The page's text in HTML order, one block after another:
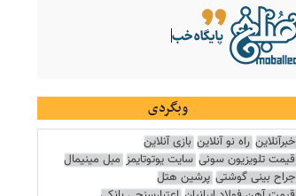
وبگردی
خبرآنلاین راه نو آنلاین بازی آنلاین
قیمت تلویزیون سونی سایت یوتوتایمز مبل مینیمال
جراح بینی گوشتی پرشین هتل